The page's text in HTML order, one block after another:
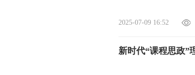
2025-07-09 16:52
新时代“课程思政”